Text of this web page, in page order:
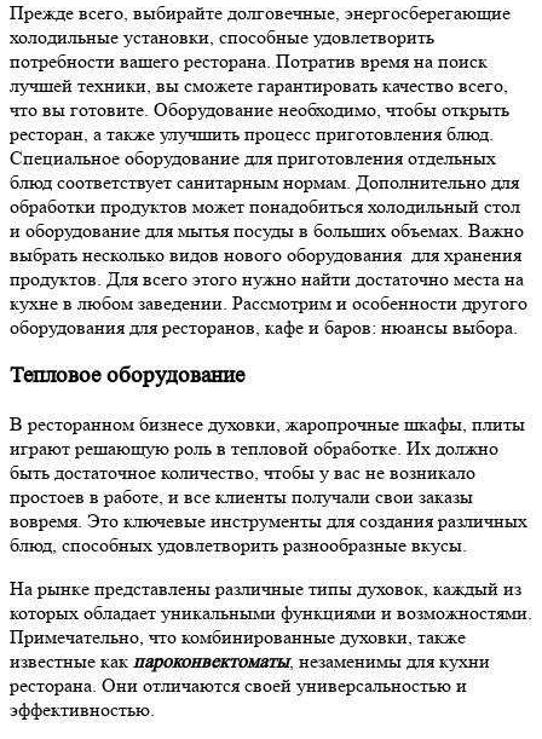
Прежде всего, выбирайте долговечные, энергосберегающие
холодильные установки, способные удовлетворить
потребности вашего ресторана. Потратив время на поиск
лучшей техники, вы сможете гарантировать качество всего,
что вы готовите. Оборудование необходимо, чтобы открыть
ресторан, а также улучшить процесс приготовления блюд.
Специальное оборудование для приготовления отдельных
блюд соответствует санитарным нормам. Дополнительно для
обработки продуктов может понадобиться холодильный стол
и оборудование для мытья посуды в больших объемах. Важно
выбрать несколько видов нового оборудования для хранения
продуктов. Для всего этого нужно найти достаточно места на
кухне в любом заведении. Рассмотрим и особенности другого
оборудования для ресторанов, кафе и баров: нюансы выбора.
Тепловое оборудование
В ресторанном бизнесе духовки, жаропрочные шкафы, плиты
играют решающую роль в тепловой обработке. Их должно
быть достаточное количество, чтобы у вас не возникало
простоев в работе, и все клиенты получали свои заказы
вовремя. Это ключевые инструменты для создания различных
блюд, способных удовлетворить разнообразные вкусы.
На рынке представлены различные типы духовок, каждый из
которых обладает уникальными функциями и возможностями.
Примечательно, что комбинированные духовки, также
известные как пароконвектоматы, незаменимы для кухни
ресторана. Они отличаются своей универсальностью и
эффективностью.